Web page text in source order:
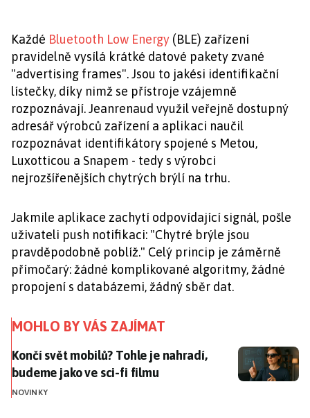
Každé Bluetooth Low Energy (BLE) zařízení
pravidelně vysílá krátké datové pakety zvané
"advertising frames". Jsou to jakési identifikační
lístečky, díky nimž se přístroje vzájemně
rozpoznávají. Jeanrenaud využil veřejně dostupný
adresář výrobců zařízení a aplikaci naučil
rozpoznávat identifikátory spojené s Metou,
Luxotticou a Snapem - tedy s výrobci
nejrozšířenějších chytrých brýlí na trhu.
Jakmile aplikace zachytí odpovídající signál, pošle
uživateli push notifikaci: "Chytré brýle jsou
pravděpodobně poblíž." Celý princip je záměrně
přímočarý: žádné komplikované algoritmy, žádné
propojení s databázemi, žádný sběr dat.
MOHLO BY VÁS ZAJÍMAT
Končí svět mobilů? Tohle je nahradí, budeme jako ve
Končí svět mobilů? Tohle je nahradí,
budeme jako ve sci-fi filmu
NOVINKY